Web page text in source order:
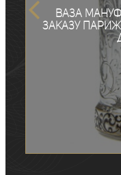
Ваза
заказу